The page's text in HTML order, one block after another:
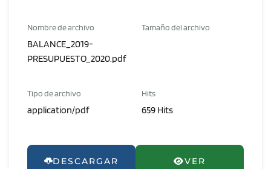
Nombre de archivo
BALANCE_2019-
PRESUPUESTO_2020.pdf
Tamaño del archivo
Tipo de archivo
application/pdf
Hits
659 Hits
DESCARGAR VER